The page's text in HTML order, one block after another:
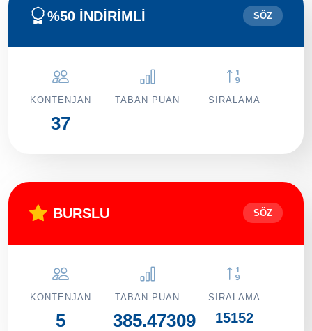
%50 İNDİRİMLİ SÖZ
KONTENJAN
37
TABAN PUAN SIRALAMA
BURSLU SÖZ
KONTENJAN
5
TABAN PUAN
385.47309
SIRALAMA
15152